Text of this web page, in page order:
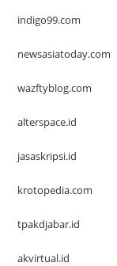
indigo99.com
newsasiatoday.com
wazftyblog.com
alterspace.id
jasaskripsi.id
krotopedia.com
tpakdjabar.id
akvirtual.id